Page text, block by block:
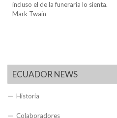
incluso el de la funeraria lo sienta.
Mark Twain
ECUADOR NEWS
Historia
Colaboradores